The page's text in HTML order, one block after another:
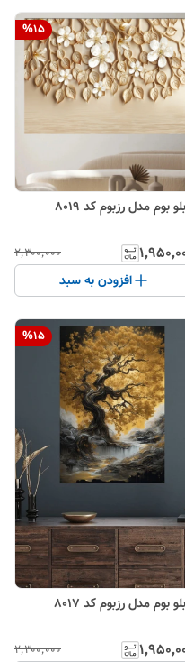
%15
بوم مدل رزبوم کد 8019
۲٬۳۰۰٬۰۰۰
افزودن به سبد
%15
بوم مدل رزبوم کد 8017
۲٬۳۰۰٬۰۰۰